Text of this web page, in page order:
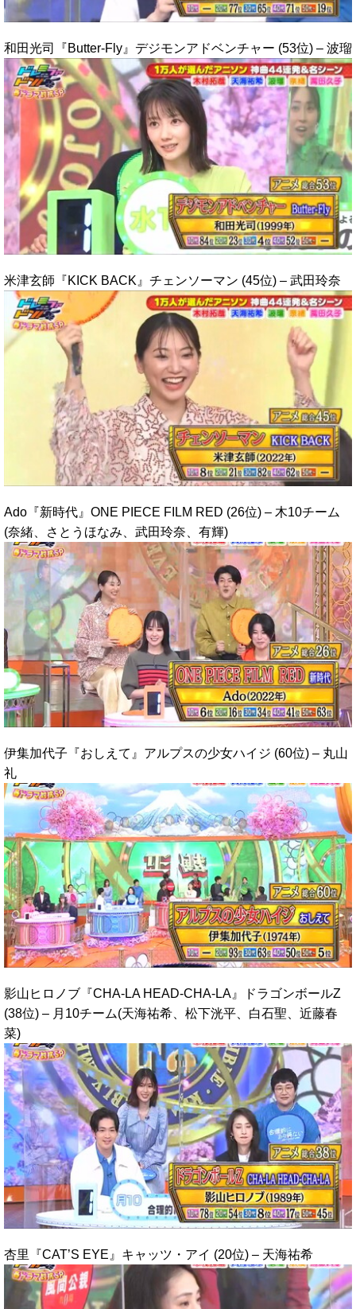
和田光司『Butter-Fly』デジモンアドベンチャー (53位) – 波瑠
米津玄師『KICK BACK』チェンソーマン (45位) – 武田玲奈
Ado『新時代』ONE PIECE FILM RED (26位) – 木10チーム
(奈緒、さとうほなみ、武田玲奈、有輝)
伊集加代子『おしえて』アルプスの少女ハイジ (60位) – 丸山
礼
影山ヒロノブ『CHA-LA HEAD-CHA-LA』ドラゴンボールZ
(38位) – 月10チーム(天海祐希、松下洸平、白石聖、近藤春
菜)
杏里『CAT’S EYE』キャッツ・アイ (20位) – 天海祐希